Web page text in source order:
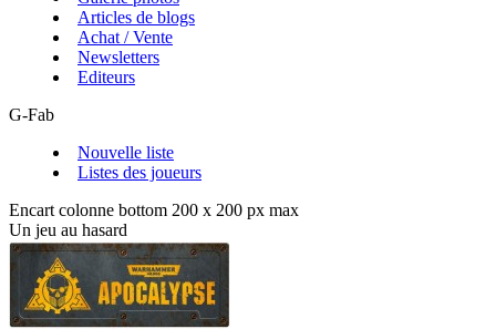
Articles de blogs
Achat / Vente
Newsletters
Editeurs
G-Fab
Nouvelle liste
Listes des joueurs
Encart colonne bottom 200 x 200 px max
Un jeu au hasard